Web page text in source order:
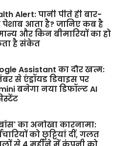
Alert: पानी पीते ही बार-
पेशाब आता है? जानिए कब है
और किन बीमारियों का हो
है संकेत
Assistant का दौर खत्म:
से एंड्रॉयड डिवाइस पर
बनेगा नया डिफॉल्ट AI
का अनोखा कारनामा:
को छुट्टियां दीं, गलत